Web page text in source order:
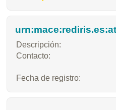
Descripción:
Contacto:
Fecha de registro: